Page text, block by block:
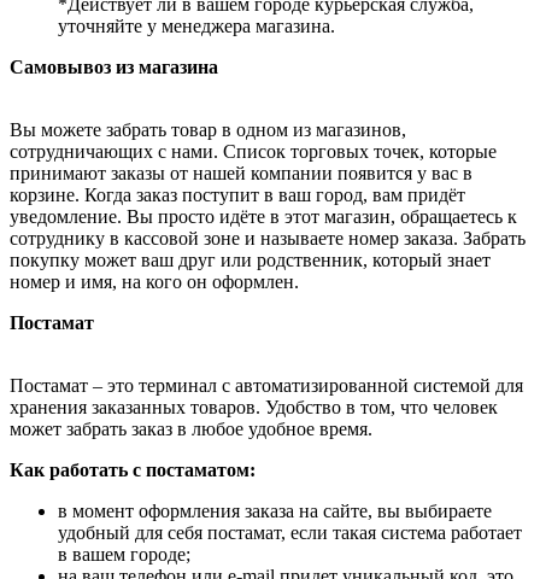
уточняйте у менеджера магазина.
Самовывоз из магазина
Вы можете забрать товар в одном из магазинов,
сотрудничающих с нами. Список торговых точек, которые
принимают заказы от нашей компании появится у вас в
корзине. Когда заказ поступит в ваш город, вам придёт
уведомление. Вы просто идёте в этот магазин, обращаетесь к
сотруднику в кассовой зоне и называете номер заказа. Забрать
покупку может ваш друг или родственник, который знает
номер и имя, на кого он оформлен.
Постамат
Постамат – это терминал с автоматизированной системой для
хранения заказанных товаров. Удобство в том, что человек
может забрать заказ в любое удобное время.
Как работать с постаматом:
в момент оформления заказа на сайте, вы выбираете
удобный для себя постамат, если такая система работает
в вашем городе;